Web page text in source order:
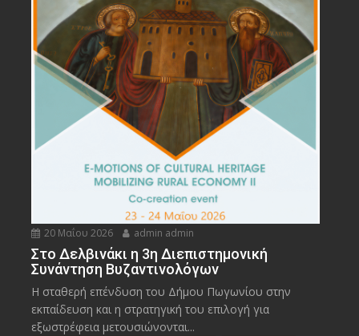
20 Μαΐου 2026 admin admin
Στο Δελβινάκι η 3η Διεπιστημονική
Συνάντηση Βυζαντινολόγων
Η σταθερή επένδυση του Δήμου Πωγωνίου στην
εκπαίδευση και η στρατηγική του επιλογή για
εξωστρέφεια μετουσιώνονται...